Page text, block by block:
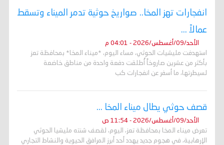
انفجارات تهز المخا.. صواريخ حوثية تدمر الميناء وتسقط
عمالاً ...
الأحد/09/أغسطس/2026 - 04:01 م
استهدفت مليشيات الحوثي، مساء اليوم، *ميناء المخا* بمحافظة تعز
بأكثر من عشرين صاروخاً أُطلقت دفعة واحدة من مناطق خاضعة
لسيطرتها، ما أسفر عن انفجارات كب
قصف حوثي يطال ميناء المخا ...
الأحد/09/أغسطس/2026 - 11:54 ص
تعرض ميناء المخا بمحافظة تعز، اليوم، لقصف شنته مليشيا الحوثي
الإرهابية، في هجوم جديد يهدد أحد أبرز المرافق الحيوية والنشاط التجاري